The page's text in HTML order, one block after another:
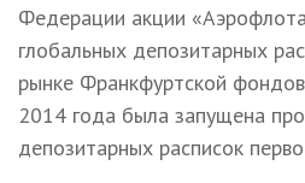
Федерации акции
глобальных депозитарных
рынке Франкфуртской
2014 года была запущена
депозитарных расписок